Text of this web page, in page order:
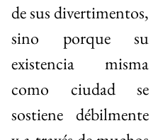
de sus divertimentos,
sino porque su
existencia misma
como ciudad se
sostiene débilmente